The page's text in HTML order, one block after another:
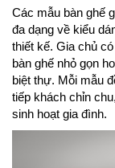
Các mẫu bàn ghế
đa dạng về kiểu
thiết kế. Gia chủ
bàn ghế nhỏ gọn
biệt thự. Mỗi mẫu
tiếp khách chỉn
sinh hoạt gia đình.